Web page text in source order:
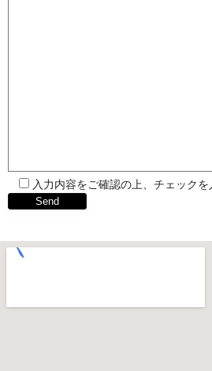
入力内容をご確認の上、チェックを